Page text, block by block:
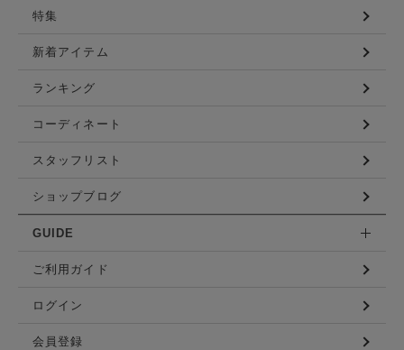
特集
新着アイテム
ランキング
コーディネート
スタッフリスト
ショップブログ
GUIDE
ご利用ガイド
ログイン
会員登録